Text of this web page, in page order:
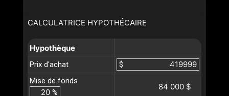
CALCULATRICE HYPOTHÉCAIRE
Hypothèque
Prix d'achat
$
Mise de fonds
%
84 000 $